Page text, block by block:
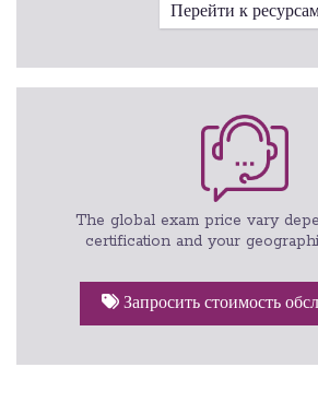
Перейти к
The global exam price vary
certification and your
Запросить стоимость